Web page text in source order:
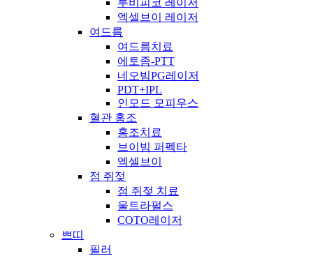
루비피코 레이저
엑셀브이 레이저
여드름
여드름치료
에토좀-PTT
네오빔PG레이저
PDT+IPL
인모드 모피우스
혈관 홍조
홍조치료
브이빔 퍼펙타
엑셀브이
점 쥐젖
점 쥐젖 치료
울트라펄스
COTO레이저
쁘띠
필러